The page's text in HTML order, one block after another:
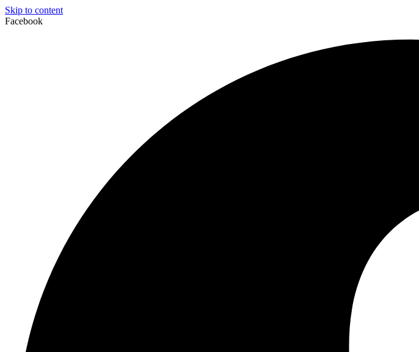
Skip to content
Facebook